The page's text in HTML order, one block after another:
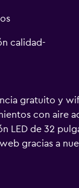
calidad-
gratuito y
con aire
LED de 32
gracias a
servicio